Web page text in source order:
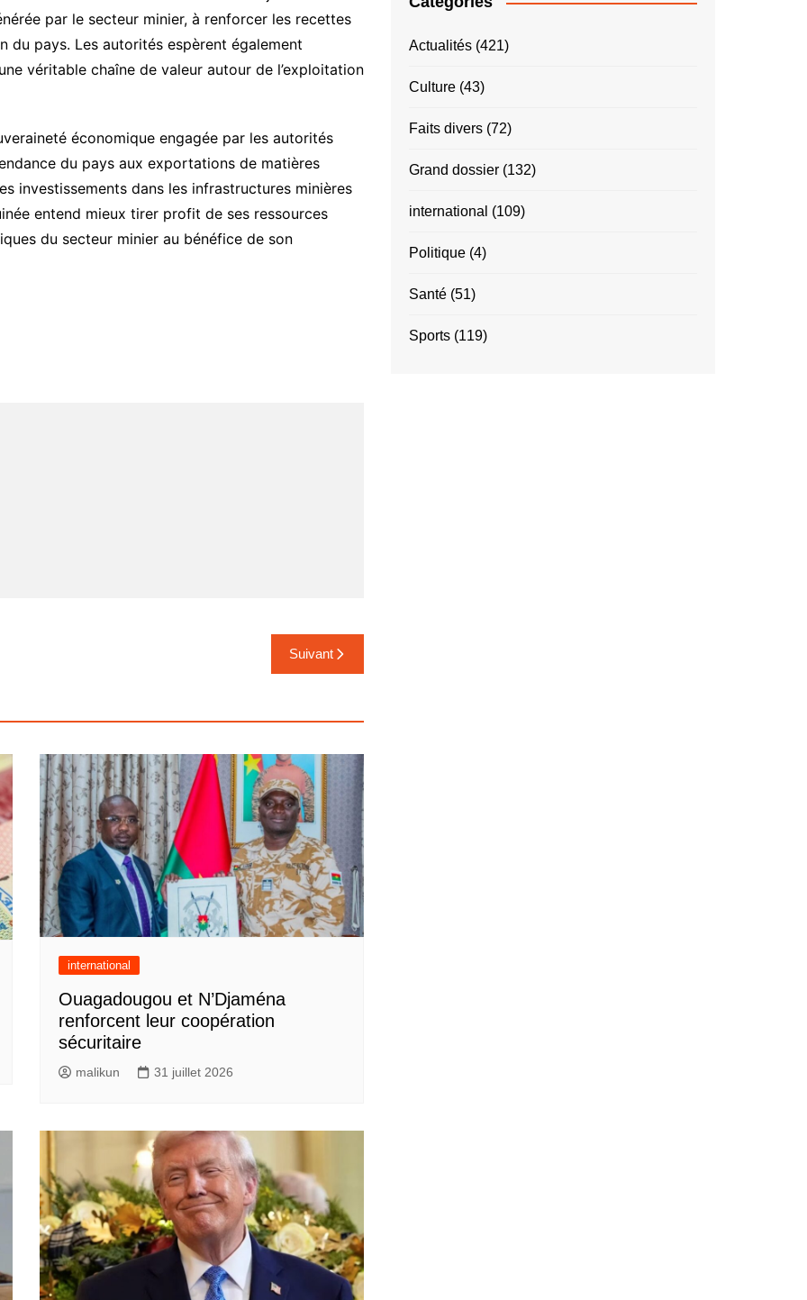
par le secteur minier, à renforcer les recettes
du pays. Les autorités espèrent également
véritable chaîne de valeur autour de l’exploitation
économique engagée par les autorités
du pays aux exportations de matières
investissements dans les infrastructures minières
entend mieux tirer profit de ses ressources
du secteur minier au bénéfice de son
Suivant
international
Ouagadougou et N’Djaména
renforcent leur coopération
sécuritaire
malikun 31 juillet 2026
Actualités (421)
Culture (43)
Faits divers (72)
Grand dossier (132)
international (109)
Politique (4)
Santé (51)
Sports (119)